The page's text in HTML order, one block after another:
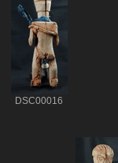
DSC00016